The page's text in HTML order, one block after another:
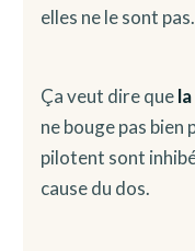
elles ne le sont pas.
Ça veut dire que
ne bouge pas bien
pilotent sont
cause du dos.